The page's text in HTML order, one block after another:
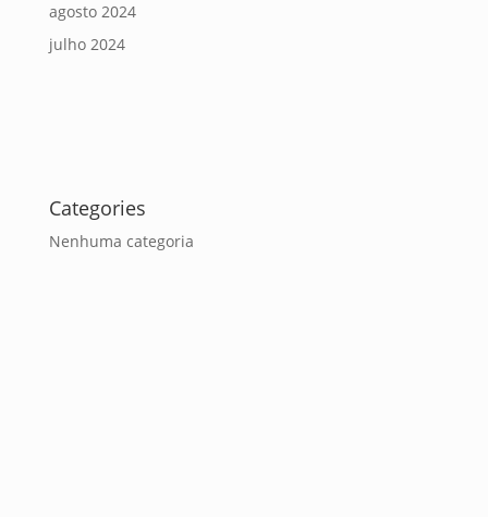
agosto 2024
julho 2024
Categories
Nenhuma categoria